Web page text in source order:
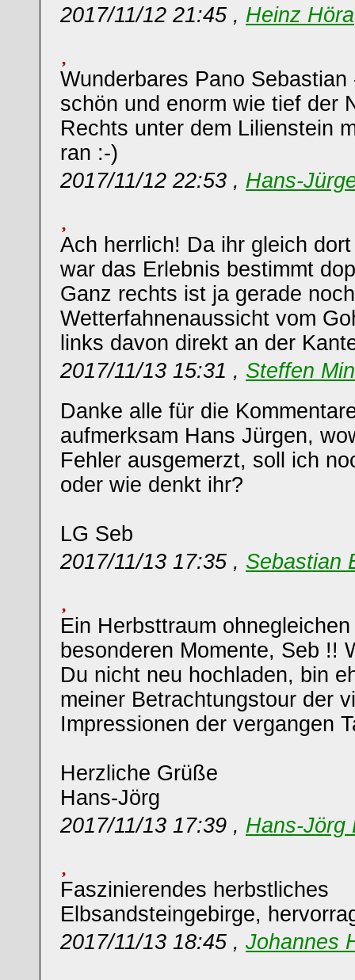
2017/11/12 21:45 , Heinz Höra
Wunderbares Pano
schön und enorm wie tief der
Rechts unter dem Lilienstein
ran :-)
2017/11/12 22:53 , Hans-
Ach herrlich! Da ihr gleich
war das Erlebnis bestimmt
Ganz rechts ist ja gerade
Wetterfahnenaussicht vom
links davon direkt an der
2017/11/13 15:31 , Steffen
Danke alle für die
aufmerksam Hans Jürgen,
Fehler ausgemerzt, soll ich
oder wie denkt ihr?
LG Seb
2017/11/13 17:35 , Sebastian
Ein Herbsttraum
besonderen Momente, Seb !!
Du nicht neu hochladen, bin
meiner Betrachtungstour der
Impressionen der vergangen
Herzliche Grüße
Hans-Jörg
2017/11/13 17:39 , Hans-Jörg
Faszinierendes herbstliches
Elbsandsteingebirge,
2017/11/13 18:45 , Johannes